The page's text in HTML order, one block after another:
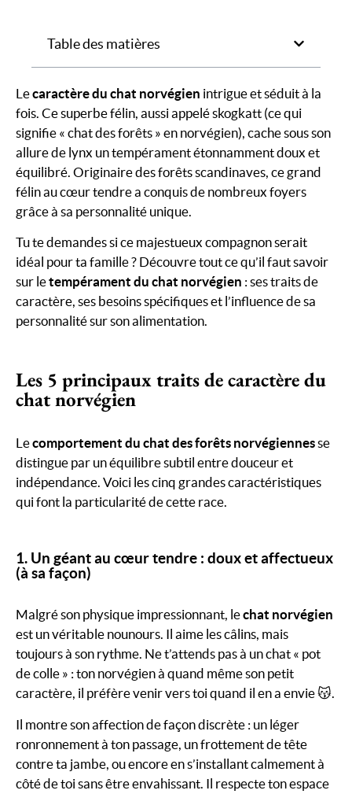
Table des matières
Lecaractère du chat norvégien intrigue et séduit à la
fois. Ce superbe félin, aussi appelé skogkatt (ce qui
signifie « chat des forêts » en norvégien), cache sous son
allure de lynx un tempérament étonnamment doux et
équilibré. Originaire des forêts scandinaves, ce grand
félin au cœur tendre a conquis de nombreux foyers
grâce à sa personnalité unique.
Tu te demandes si ce majestueux compagnon serait
idéal pour ta famille ? Découvre tout ce qu’il faut savoir
sur letempérament du chat norvégien : ses traits de
caractère, ses besoins spécifiques et l’influence de sa
personnalité sur son alimentation.
Les 5 principaux traits de caractère du
chat norvégien
Lecomportement du chat des forêts norvégiennesse
distingue par un équilibre subtil entre douceur et
indépendance. Voici les cinq grandes caractéristiques
qui font la particularité de cette race.
1. Un géant au cœur tendre : doux et affectueux
(à sa façon)
Malgré son physique impressionnant, lechat norvégien
est un véritable nounours. Il aime les câlins, mais
toujours à son rythme. Ne t’attends pas à un chat « pot
de colle » : ton norvégien à quand même son petit
caractère, il préfère venir vers toi quand il en a envie 😽.
Il montre son affection de façon discrète : un léger
ronronnement à ton passage, un frottement de tête
contre ta jambe, ou encore en s’installant calmement à
côté de toi sans être envahissant. Il respecte ton espace